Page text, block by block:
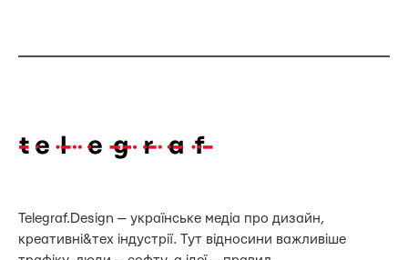
Telegraf.Design — українське медіа про дизайн,
креативні&тех індустрії. Тут відносини важливіше